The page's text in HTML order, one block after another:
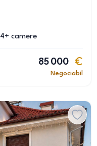
4+ camere
85 000
Negociabil